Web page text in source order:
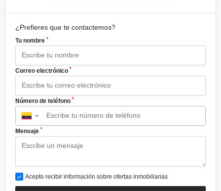
¿Prefieres que te contactemos?
Tu nombre *
Correo electrónico *
Número de teléfono *
▼
Mensaje *
Acepto recibir información sobre ofertas inmobiliarias